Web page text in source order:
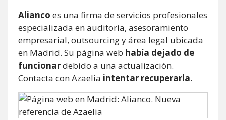
Alianco es una firma de servicios profesionales
especializada en auditoría, asesoramiento
empresarial, outsourcing y área legal ubicada
en Madrid. Su página web había dejado de
funcionardebido a una actualización.
Contacta con Azaelia intentar recuperarla.